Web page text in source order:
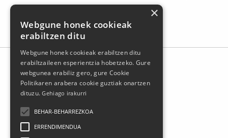
×
Webgune honek cookieak
erabiltzen ditu
Webgune honek cookieak erabiltzen ditu
erabiltzaileen esperientzia hobetzeko. Gure
webgunea erabiliz gero, gure Cookie
Politikaren arabera cookie guztiak onartzen
dituzu.Gehiago irakurri
BEHAR-BEHARREZKOA
ERRENDIMENDUA